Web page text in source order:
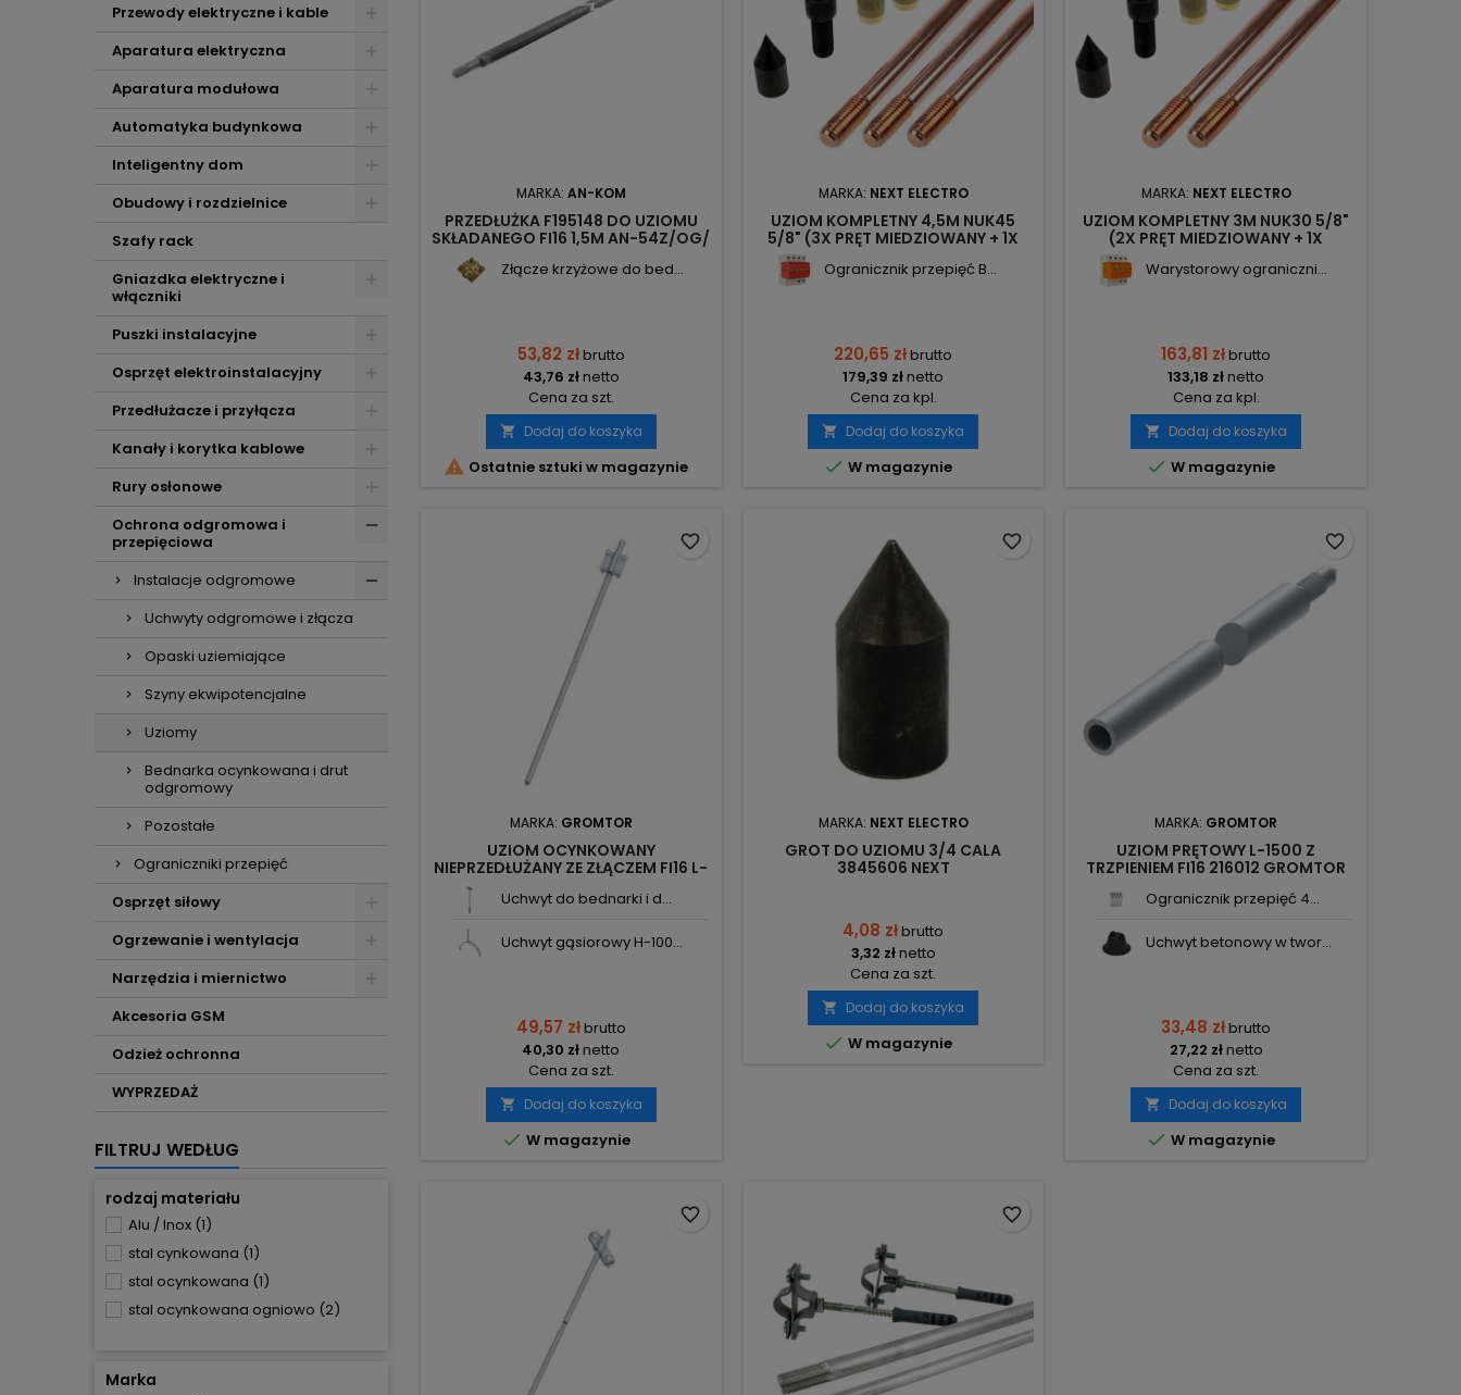
Przewody elektryczne i kable
Aparatura elektryczna
Aparatura modułowa
Automatyka budynkowa
Inteligentny dom
Obudowy i rozdzielnice
Szafy rack
Gniazdka elektryczne i
włączniki
Puszki instalacyjne
Osprzęt elektroinstalacyjny
Przedłużacze i przyłącza
Kanały i korytka kablowe
Rury osłonowe
Ochrona odgromowa i
przepięciowa
Instalacje odgromowe
Uchwyty odgromowe i złącza
Opaski uziemiające
Szyny ekwipotencjalne
Uziomy
Bednarka ocynkowana i drut
odgromowy
Pozostałe
Ograniczniki przepięć
Osprzęt siłowy
Ogrzewanie i wentylacja
Narzędzia i miernictwo
Akcesoria GSM
Odzież ochronna
WYPRZEDAŻ
FILTRUJ WEDŁUG
rodzaj materiału
Alu / Inox (1)
stal cynkowana (1)
stal ocynkowana (1)
stal ocynkowana ogniowo (2)
Marka
MARKA: AN-KOM
PRZEDŁUŻKA F195148 DO UZIOMU
SKŁADANEGO FI16 1,5M AN-54Z/OG/
Złącze krzyżowe do bed...
53,82 złbrutto
43,76 złnetto
Cena za szt.
 Dodaj do koszyka
 Ostatnie sztuki w magazynie
MARKA: NEXT ELECTRO
UZIOM KOMPLETNY 4,5M NUK45
5/8" (3X PRĘT MIEDZIOWANY + 1X
GŁOWICA + 3X ZŁĄCZKA + 1X GROT +
1X ZŁĄCZE KRZYŻOWE) 3827208
Ogranicznik przepięć B...
220,65 złbrutto
179,39 złnetto
Cena za kpl.
 Dodaj do koszyka
 W magazynie
MARKA: NEXT ELECTRO
UZIOM KOMPLETNY 3M NUK30 5/8"
(2X PRĘT MIEDZIOWANY + 1X
GŁOWICA + 2X ZŁĄCZKA + 1X GROT +
1X ZŁĄCZE KRZYŻOWE) 3848707
Warystorowy ograniczni...
163,81 złbrutto
133,18 złnetto
Cena za kpl.
 Dodaj do koszyka
 W magazynie
MARKA: GROMTOR
UZIOM OCYNKOWANY
NIEPRZEDŁUŻANY ZE ZŁĄCZEM FI16 L-
Uchwyt do bednarki i d...
Uchwyt gąsiorowy H-100...
49,57 złbrutto
40,30 złnetto
Cena za szt.
 Dodaj do koszyka
 W magazynie
favorite_border
MARKA: NEXT ELECTRO
GROT DO UZIOMU 3/4 CALA
3845606 NEXT
4,08 złbrutto
3,32 złnetto
Cena za szt.
 Dodaj do koszyka
 W magazynie
favorite_border
MARKA: GROMTOR
UZIOM PRĘTOWY L-1500 Z
TRZPIENIEM FI16 216012 GROMTOR
Ogranicznik przepięć 4...
Uchwyt betonowy w twor...
33,48 złbrutto
27,22 złnetto
Cena za szt.
 Dodaj do koszyka
 W magazynie
favorite_border
favorite_border favorite_border